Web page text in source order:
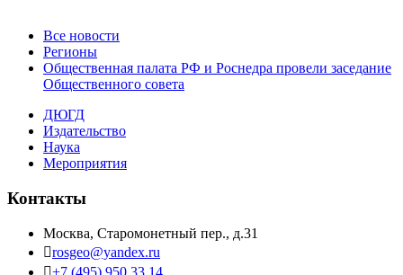
Все новости
Регионы
Общественная палата РФ и Роснедра провели заседание
Общественного совета
ДЮГД
Издательство
Наука
Мероприятия
Контакты
Москва, Старомонетный пер., д.31
rosgeo@yandex.ru
+7 (495) 950 33 14